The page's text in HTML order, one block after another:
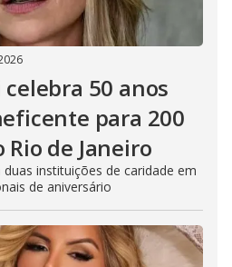
50 anos
para 200
de Janeiro
instituições de caridade em
de aniversário